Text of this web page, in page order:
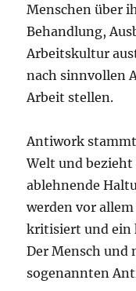
Menschen über
Behandlung,
Arbeitskultur
nach sinnvollen
Arbeit stellen.
Antiwork
Welt und bezieht
ablehnende
werden vor
kritisiert und ein
Der Mensch und
sogenannten